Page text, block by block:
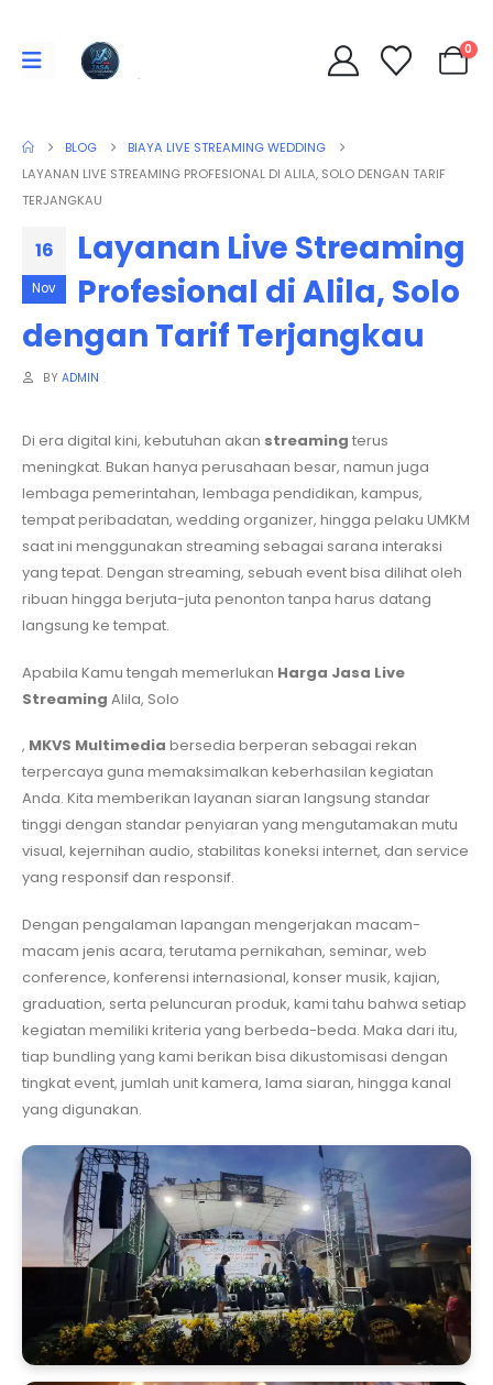
0
BLOG
BIAYA LIVE STREAMING WEDDING
LAYANAN LIVE STREAMING PROFESIONAL DI ALILA, SOLO DENGAN TARIF
TERJANGKAU
16
Nov
Layanan Live Streaming
Profesional di Alila, Solo
dengan Tarif Terjangkau
BY ADMIN
Di era digital kini, kebutuhan akan streaming terus
meningkat. Bukan hanya perusahaan besar, namun juga
lembaga pemerintahan, lembaga pendidikan, kampus,
tempat peribadatan, wedding organizer, hingga pelaku UMKM
saat ini menggunakan streaming sebagai sarana interaksi
yang tepat. Dengan streaming, sebuah event bisa dilihat oleh
ribuan hingga berjuta-juta penonton tanpa harus datang
langsung ke tempat.
Apabila Kamu tengah memerlukan Harga Jasa Live
Streaming Alila, Solo
, MKVS Multimedia bersedia berperan sebagai rekan
terpercaya guna memaksimalkan keberhasilan kegiatan
Anda. Kita memberikan layanan siaran langsung standar
tinggi dengan standar penyiaran yang mengutamakan mutu
visual, kejernihan audio, stabilitas koneksi internet, dan service
yang responsif dan responsif.
Dengan pengalaman lapangan mengerjakan macam-
macam jenis acara, terutama pernikahan, seminar, web
conference, konferensi internasional, konser musik, kajian,
graduation, serta peluncuran produk, kami tahu bahwa setiap
kegiatan memiliki kriteria yang berbeda-beda. Maka dari itu,
tiap bundling yang kami berikan bisa dikustomisasi dengan
tingkat event, jumlah unit kamera, lama siaran, hingga kanal
yang digunakan.